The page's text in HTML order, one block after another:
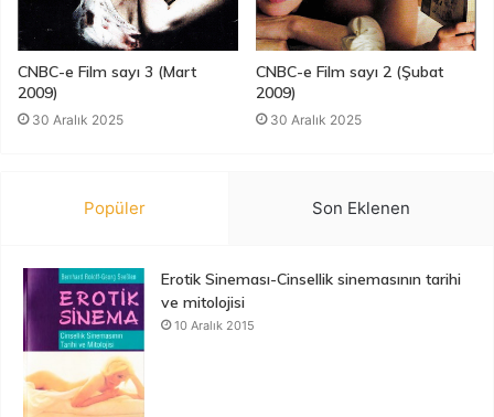
CNBC-e Film sayı 3 (Mart
2009)
30 Aralık 2025
CNBC-e Film sayı 2 (Şubat
2009)
30 Aralık 2025
Popüler Son Eklenen
Erotik Sineması-Cinsellik sinemasının tarihi
ve mitolojisi
10 Aralık 2015